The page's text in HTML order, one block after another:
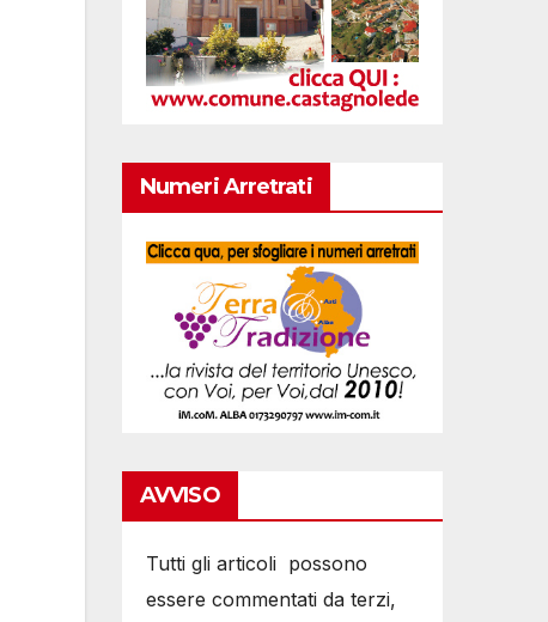
Numeri Arretrati
AVVISO
Tutti gli articoli possono
essere commentati da terzi,